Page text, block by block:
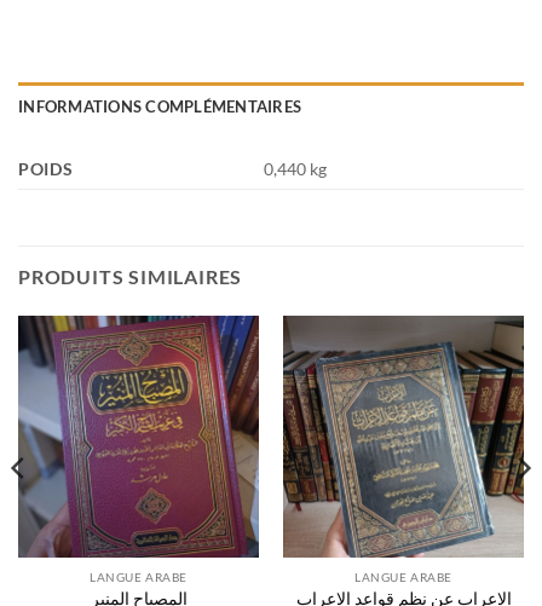
INFORMATIONS COMPLÉMENTAIRES
POIDS 0,440 kg
PRODUITS SIMILAIRES
LANGUE ARABE
المصباح المنير
LANGUE ARABE
الإعراب عن نظم قواعد الإعراب